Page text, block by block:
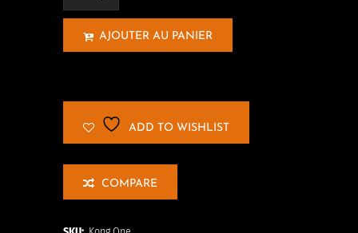
AJOUTER AU PANIER
ADD TO WISHLIST
COMPARE